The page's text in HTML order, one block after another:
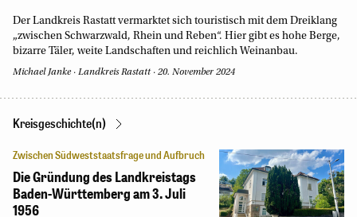
Der Landkreis Rastatt vermarktet sich touristisch mit dem Dreiklang
„zwischen Schwarzwald, Rhein und Reben“. Hier gibt es hohe Berge,
bizarre Täler, weite Landschaften und reichlich Weinanbau.
Michael Janke· Landkreis Rastatt· 20. November 2024
Kreisgeschichte(n)
Zwischen Südweststaatsfrage und Aufbruch
Die Gründung des Landkreistags
Baden-Württemberg am 3. Juli
1956